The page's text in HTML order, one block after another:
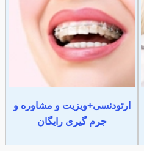
ارتودنسی+ویزیت و مشاوره و
جرم گیری رایگان